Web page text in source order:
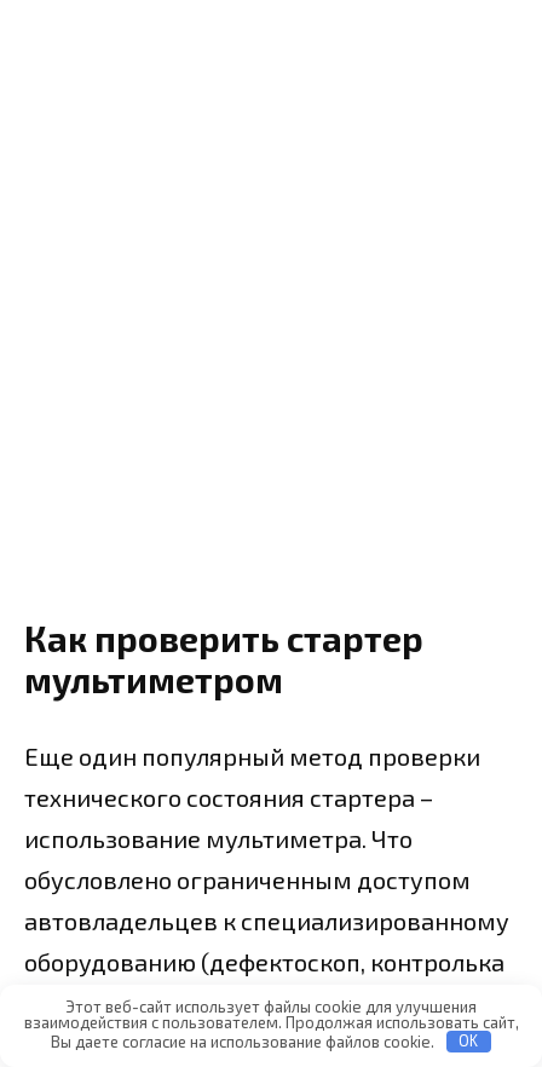
Как проверить стартер
мультиметром
Еще один популярный метод проверки
технического состояния стартера –
использование мультиметра. Что
обусловлено ограниченным доступом
автовладельцев к специализированному
оборудованию (дефектоскоп, контролька
– контрольная лампочка). Щетки и
обмотки контролируются на наличие
Этот веб-сайт использует файлы cookie для улучшения
взаимодействия с пользователем. Продолжая использовать сайт,
Вы даете согласие на использование файлов cookie.
OK